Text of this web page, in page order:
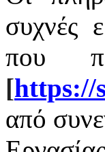
συχνές
που
[https://
από